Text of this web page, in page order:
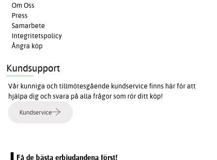
Om Oss
Press
Samarbete
Integritetspolicy
Ångra köp
Kundsupport
Vår kunniga och tillmötesgående kundservice finns här för att
hjälpa dig och svara på alla frågor som rör ditt köp!
Kundservice
Få de bästa erbjudandena först!